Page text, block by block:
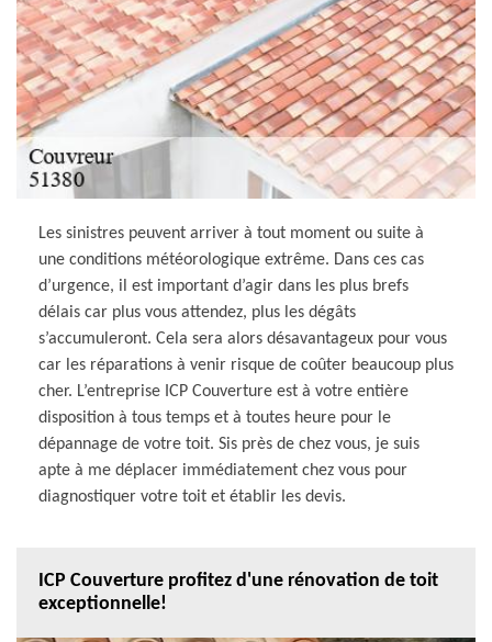
Les sinistres peuvent arriver à tout moment ou suite à
une conditions météorologique extrême. Dans ces cas
d’urgence, il est important d’agir dans les plus brefs
délais car plus vous attendez, plus les dégâts
s’accumuleront. Cela sera alors désavantageux pour vous
car les réparations à venir risque de coûter beaucoup plus
cher. L’entreprise ICP Couverture est à votre entière
disposition à tous temps et à toutes heure pour le
dépannage de votre toit. Sis près de chez vous, je suis
apte à me déplacer immédiatement chez vous pour
diagnostiquer votre toit et établir les devis.
ICP Couverture profitez d'une rénovation de toit
exceptionnelle!